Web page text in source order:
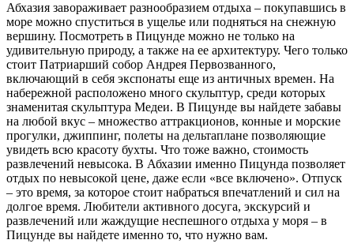
Абхазия завораживает разнообразием отдыха – покупавшись в
море можно спуститься в ущелье или подняться на снежную
вершину. Посмотреть в Пицунде можно не только на
удивительную природу, а также на ее архитектуру. Чего только
стоит Патриарший собор Андрея Первозванного,
включающий в себя экспонаты еще из античных времен. На
набережной расположено много скульптур, среди которых
знаменитая скульптура Медеи. В Пицунде вы найдете забавы
на любой вкус – множество аттракционов, конные и морские
прогулки, джиппинг, полеты на дельтаплане позволяющие
увидеть всю красоту бухты. Что тоже важно, стоимость
развлечений невысока. В Абхазии именно Пицунда позволяет
отдых по невысокой цене, даже если «все включено». Отпуск
– это время, за которое стоит набраться впечатлений и сил на
долгое время. Любители активного досуга, экскурсий и
развлечений или жаждущие неспешного отдыха у моря – в
Пицунде вы найдете именно то, что нужно вам.